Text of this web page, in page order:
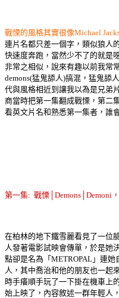
戰慄的風格其實很像Michael
連片名都只差一個字，類似狼人
快速度奔跑，當然少不了的就是
非常之相似，說來有趣以前我常
demons(猛鬼舔人)搞混，猛鬼舔
代與風格相近到讓我以為是兄弟
商當時把第一集翻成戰慄，第二
看英文片名和熟悉第一集者，誰
第一集: 戰慄│Demons│Demoni
在柏林的地下鐵雪麗看見了一位
人發著電影試映會傳單，於是她
點卻是名為「METROPAL」連
人，其中喬治和他的朋友也一起
時手癢順手玩了一下掛在機車上
始上映了，內容敘述一群年輕人